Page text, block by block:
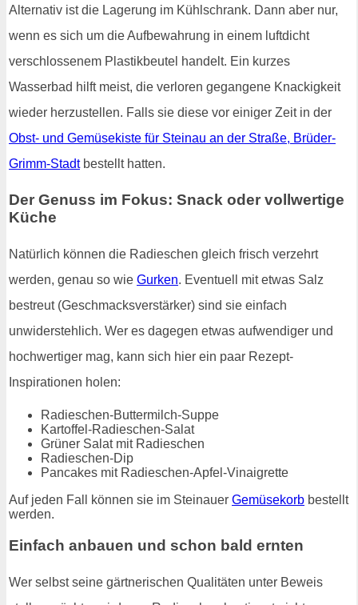
Alternativ ist die Lagerung im Kühlschrank. Dann aber nur,
wenn es sich um die Aufbewahrung in einem luftdicht
verschlossenem Plastikbeutel handelt. Ein kurzes
Wasserbad hilft meist, die verloren gegangene Knackigkeit
wieder herzustellen. Falls sie diese vor einiger Zeit in der
Obst- und Gemüsekiste für Steinau an der Straße, Brüder-
Grimm-Stadtbestellt hatten.
Der Genuss im Fokus: Snack oder vollwertige
Küche
Natürlich können die Radieschen gleich frisch verzehrt
werden, genau so wie Gurken. Eventuell mit etwas Salz
bestreut (Geschmacksverstärker) sind sie einfach
unwiderstehlich. Wer es dagegen etwas aufwendiger und
hochwertiger mag, kann sich hier ein paar Rezept-
Inspirationen holen:
Radieschen-Buttermilch-Suppe
Kartoffel-Radieschen-Salat
Grüner Salat mit Radieschen
Radieschen-Dip
Pancakes mit Radieschen-Apfel-Vinaigrette
Auf jeden Fall können sie im Steinauer Gemüsekorb bestellt
werden.
Einfach anbauen und schon bald ernten
Wer selbst seine gärtnerischen Qualitäten unter Beweis